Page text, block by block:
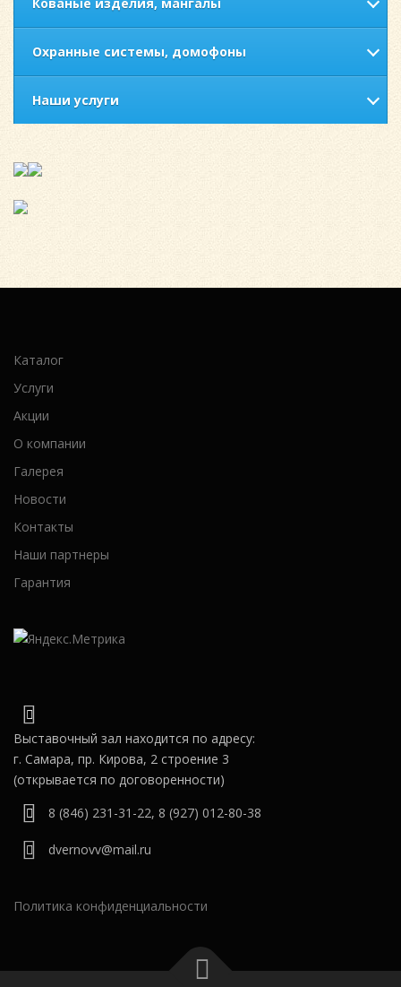
Охранные системы, домофоны
Наши услуги
Каталог
Услуги
Акции
О компании
Галерея
Новости
Контакты
Наши партнеры
Гарантия
Выставочный зал находится по адресу:
г. Самара, пр. Кирова, 2 строение 3
(открывается по договоренности)
8 (846) 231-31-22, 8 (927) 012-80-38
dvernovv@mail.ru
Политика конфиденциальности